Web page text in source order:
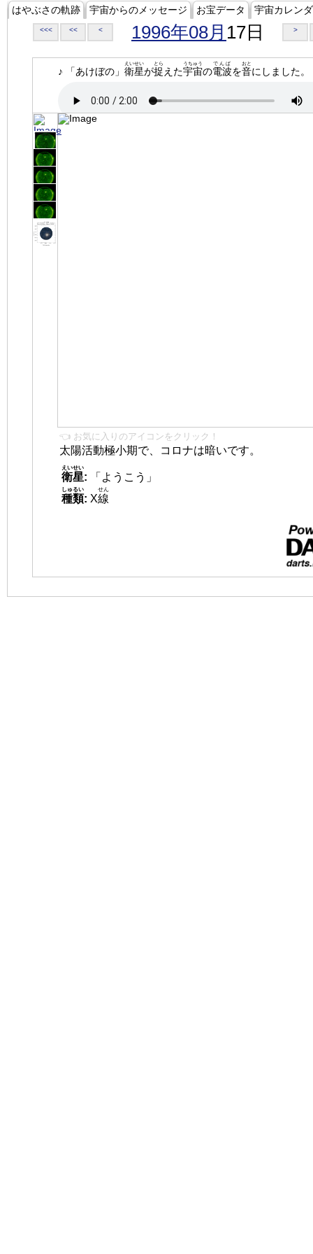
はやぶさの軌跡 宇宙からのメッセージ お宝データ 宇宙カレン
<<< << < 1996年08月 17日 >
♪ 「あけぼの」 衛星
えいせい
が捉
とら
えた宇宙
うちゅう
の電波
でんぱ
を音
おと
にしました。
👈 お気に入りのアイコンをクリック！
太陽活動極小期で、コロナは暗いです。
衛星
えいせい
:
「ようこう」
種類
しゅるい
: X線
せん